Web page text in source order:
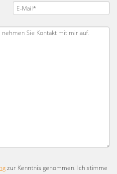
zur Kenntnis genommen. Ich stimme